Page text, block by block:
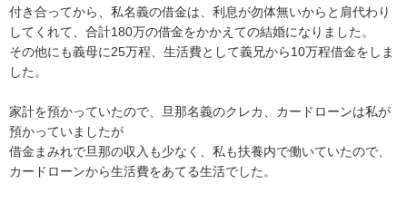
付き合ってから、私名義の借金は、利息が勿体無いからと肩代わり
してくれて、合計180万の借金をかかえての結婚になりました。
その他にも義母に25万程、生活費として義兄から10万程借金をしま
した。
家計を預かっていたので、旦那名義のクレカ、カードローンは私が
預かっていましたが
借金まみれで旦那の収入も少なく、私も扶養内で働いていたので、
カードローンから生活費をあてる生活でした。